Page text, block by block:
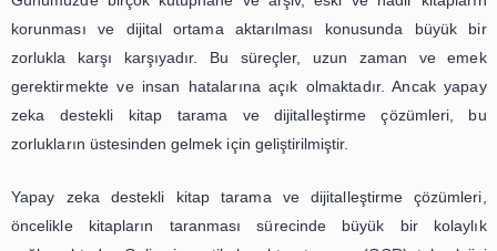
formatında yayınlanan kitaplarda, yapay zeka
kitap içindeki bağlantılar aracılığıyla farklı
mümkün olur. Bu da okuma deneyimini daha zengin ve
bir hale getirir.
Yapay zeka ile kitap tarama ve dijitalleştirme